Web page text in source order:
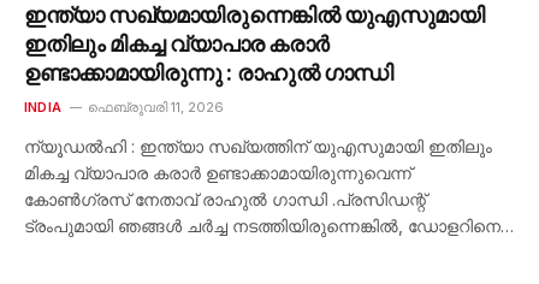
ഇന്ത്യാ സഖ്യമായിരുന്നെങ്കിൽ യുഎസുമായി
ഇതിലും മികച്ച വ്യാപാര കരാർ
ഉണ്ടാക്കാമായിരുന്നു : രാഹുൽ ഗാന്ധി
INDIA ഫെബ്രുവരി 11, 2026
ന്യൂഡൽഹി : ഇന്ത്യാ സഖ്യത്തിന് യുഎസുമായി ഇതിലും
മികച്ച വ്യാപാര കരാർ ഉണ്ടാക്കാമായിരുന്നുവെന്ന്
കോൺഗ്രസ് നേതാവ് രാഹുൽ ഗാന്ധി .പ്രസിഡന്റ്
ട്രംപുമായി ഞങ്ങൾ ചർച്ച നടത്തിയിരുന്നെങ്കിൽ, ഡോളറിനെ…